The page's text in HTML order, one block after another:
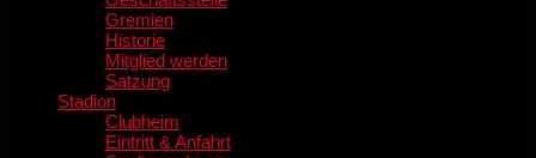
Gremien
Historie
Mitglied werden
Satzung
Stadion
Clubheim
Eintritt & Anfahrt